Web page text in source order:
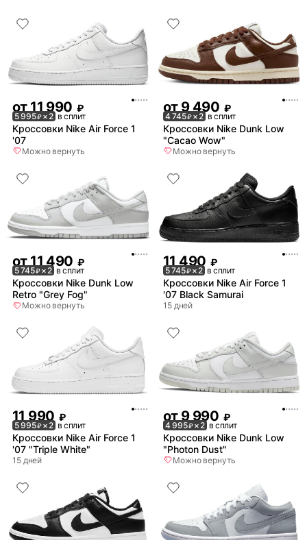
от 11 990 ₽
5 995₽× 2 в сплит
Кроссовки Nike Air Force 1
'07
Можно вернуть
от 9 490 ₽
4 745₽× 2 в сплит
Кроссовки Nike Dunk Low
"Cacao Wow"
Можно вернуть
от11 490 ₽
5 745₽× 2 в сплит
Кроссовки Nike Dunk Low
Retro "Grey Fog"
Можно вернуть
11 490 ₽
5 745₽× 2 в сплит
Кроссовки Nike Air Force 1
'07 Black Samurai
15 дней
11 990 ₽
5 995₽× 2 в сплит
Кроссовки Nike Air Force 1
'07 "Triple White"
15 дней
от9 990 ₽
4 995₽× 2 в сплит
Кроссовки Nike Dunk Low
"Photon Dust"
Можно вернуть